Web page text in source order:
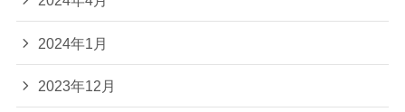
2024年1月
2023年12月